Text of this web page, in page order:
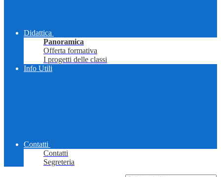
Didattica
Panoramica
Offerta formativa
I progetti delle classi
Info Utili
Contatti
Contatti
Segreteria